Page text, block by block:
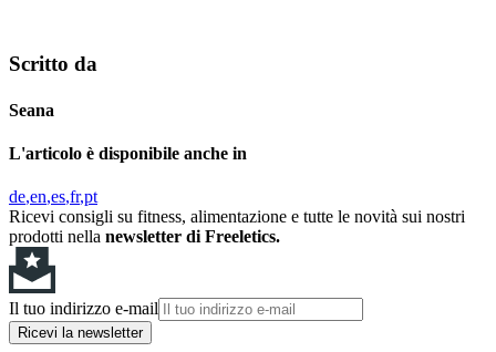
Scritto da
Seana
L'articolo è disponibile anche in
de en es fr pt
Ricevi consigli su fitness, alimentazione e tutte le novità sui nostri
prodotti nella newsletter di Freeletics.
Il tuo indirizzo e-mail
Ricevi la newsletter